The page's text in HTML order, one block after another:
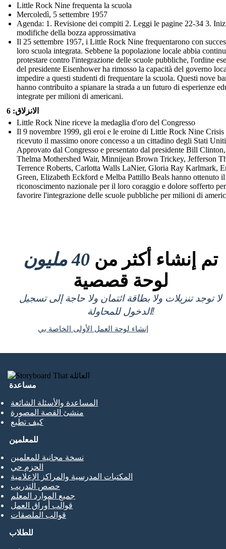
Little Rock Nine frequenta la scuola
Mercoledì, 5 settembre 1957
Agenda: 1. Revisione dei compiti 2. Leggi le pagine 22-34 3.
modifiche della bozza approssimativa
Il 25 settembre 1957, i Little Rock Nine frequentarono con
loro scuola integrata. Sebbene la popolazione locale abbia
protestare contro l'integrazione delle scuole pubbliche, l'ordine
del presidente Eisenhower ha rimosso la capacità del governo
impedire a questi studenti di frequentare la scuola. Questi nove
hanno contribuito a spianare la strada a un futuro di esperienze
integrate per milioni di americani.
الانزلاق: 6
Little Rock Nine riceve la medaglia d'oro del Congresso
Il 9 novembre 1999, gli eroi e le eroine di Little Rock Nine Crisis
ricevuto il massimo onore concesso a un cittadino degli Stati
Approvato dal Congresso e presentato dal presidente Bill Clinton,
Thelma Mothershed Wair, Minnijean Brown Trickey, Jefferson
Terrence Roberts, Carlotta Walls LaNier, Gloria Ray Karlmark,
Green, Elizabeth Eckford e Melba Pattillo Beals hanno ottenuto il
riconoscimento nazionale per il loro coraggio e dolore sofferto per
favorire l'integrazione delle scuole pubbliche per milioni di
تم إنشاء أكثر من 40 مليون
لوحة قصصية
لا توجد تنزيلات ولا بطاقة ائتمان ولا حاجة إلى تسجيل
الدخول للمحاولة!
إنشاء لوحة العمل الأولى الخاصة بي
مساعدة
المساعدة والأسئلة الشائعة
منشئ القصة المصورة
كيف تطبع
للطلاب
للمعلمين
نسخة مجانية للمعلمين
الحزم حي
المكتبات المدرسية والمراكز الإعلامية
حصص التدريب
جميع الموارد المعلم
قوالب أوراق العمل
قوالب الملصقات